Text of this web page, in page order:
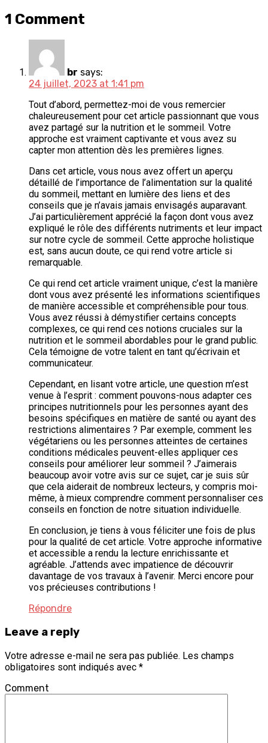
1 Comment
br says:
24 juillet, 2023 at 1:41 pm
Tout d’abord, permettez-moi de vous remercier
chaleureusement pour cet article passionnant que vous
avez partagé sur la nutrition et le sommeil. Votre
approche est vraiment captivante et vous avez su
capter mon attention dès les premières lignes.
Dans cet article, vous nous avez offert un aperçu
détaillé de l’importance de l’alimentation sur la qualité
du sommeil, mettant en lumière des liens et des
conseils que je n’avais jamais envisagés auparavant.
J’ai particulièrement apprécié la façon dont vous avez
expliqué le rôle des différents nutriments et leur impact
sur notre cycle de sommeil. Cette approche holistique
est, sans aucun doute, ce qui rend votre article si
remarquable.
Ce qui rend cet article vraiment unique, c’est la manière
dont vous avez présenté les informations scientifiques
de manière accessible et compréhensible pour tous.
Vous avez réussi à démystifier certains concepts
complexes, ce qui rend ces notions cruciales sur la
nutrition et le sommeil abordables pour le grand public.
Cela témoigne de votre talent en tant qu’écrivain et
communicateur.
Cependant, en lisant votre article, une question m’est
venue à l’esprit : comment pouvons-nous adapter ces
principes nutritionnels pour les personnes ayant des
besoins spécifiques en matière de santé ou ayant des
restrictions alimentaires ? Par exemple, comment les
végétariens ou les personnes atteintes de certaines
conditions médicales peuvent-elles appliquer ces
conseils pour améliorer leur sommeil ? J’aimerais
beaucoup avoir votre avis sur ce sujet, car je suis sûr
que cela aiderait de nombreux lecteurs, y compris moi-
même, à mieux comprendre comment personnaliser ces
conseils en fonction de notre situation individuelle.
En conclusion, je tiens à vous féliciter une fois de plus
pour la qualité de cet article. Votre approche informative
et accessible a rendu la lecture enrichissante et
agréable. J’attends avec impatience de découvrir
davantage de vos travaux à l’avenir. Merci encore pour
vos précieuses contributions !
Répondre
Leave a reply
Votre adresse e-mail ne sera pas publiée. Les champs
obligatoires sont indiqués avec *
Comment